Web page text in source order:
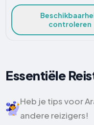
controleren
Essentiële
Heb je tips voor
andere reizigers!